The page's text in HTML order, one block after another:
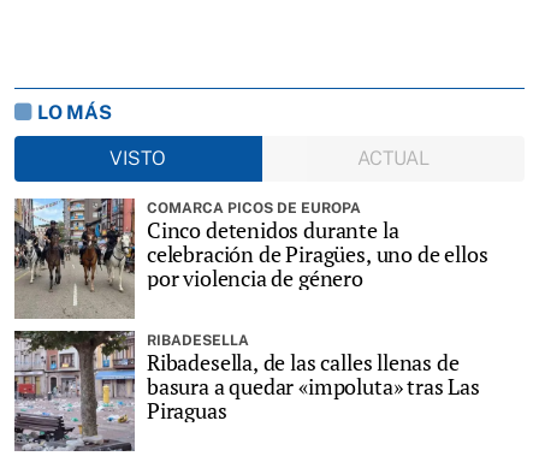
LO MÁS
VISTO
ACTUAL
COMARCA PICOS DE EUROPA
Cinco detenidos durante la
celebración de Piragües, uno de ellos
por violencia de género
RIBADESELLA
Ribadesella, de las calles llenas de
basura a quedar «impoluta» tras Las
Piraguas